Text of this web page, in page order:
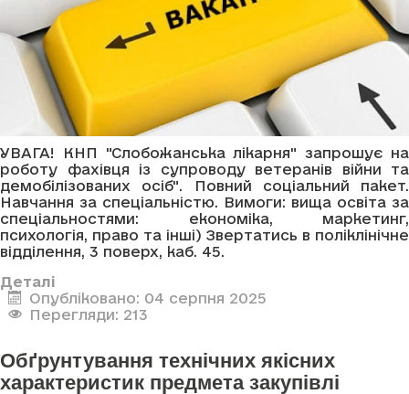
УВАГА! КНП "Слобожанська лікарня" запрошує на
роботу фахівця із супроводу ветеранів війни та
демобілізованих осіб". Повний соціальний пакет.
Навчання за спеціальністю. Вимоги: вища освіта за
спеціальностями: економіка, маркетинг,
психологія, право та інші) Звертатись в поліклінічне
відділення, 3 поверх, каб. 45.
Деталі
Опубліковано: 04 серпня 2025
Перегляди: 213
Обґрунтування технічних якісних
характеристик предмета закупівлі